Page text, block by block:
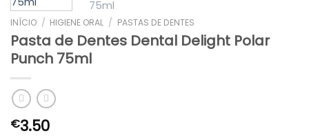
INÍCIO / HIGIENE ORAL / PASTAS DE DENTES
Pasta de Dentes Dental Delight Polar
Punch 75ml
€3.50